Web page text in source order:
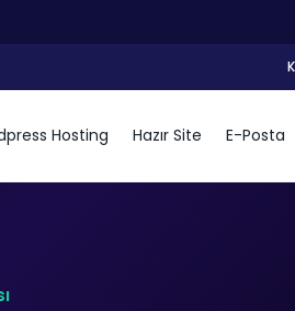
Hosting Hazır Site E-Posta